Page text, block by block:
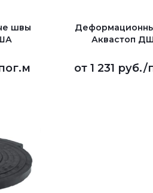
швы
Аквастоп
от 1 231 руб./